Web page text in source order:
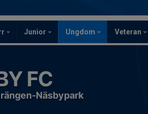
Junior Ungdom Veteran
FC
Näsbypark